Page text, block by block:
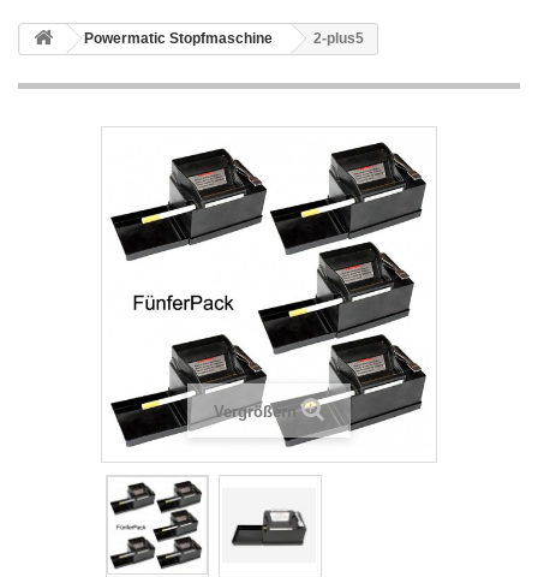
Powermatic Stopfmaschine 2-plus5
Vergrößern